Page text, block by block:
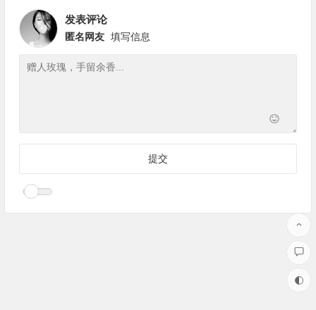
发表评论
匿名网友 填写信息